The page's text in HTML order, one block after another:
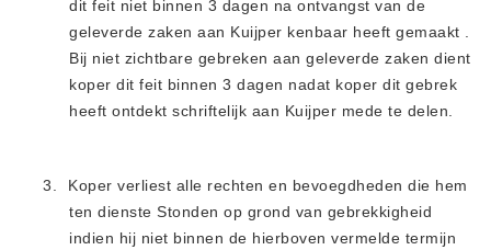
dit feit niet binnen 3 dagen na ontvangst van de
geleverde zaken aan Kuijper kenbaar heeft gemaakt .
Bij niet zichtbare gebreken aan geleverde zaken dient
koper dit feit binnen 3 dagen nadat koper dit gebrek
heeft ontdekt schriftelijk aan Kuijper mede te delen.
3.
Koper verliest alle rechten en bevoegdheden die hem
ten dienste Stonden op grond van gebrekkigheid
indien hij niet binnen de hierboven vermelde termijn